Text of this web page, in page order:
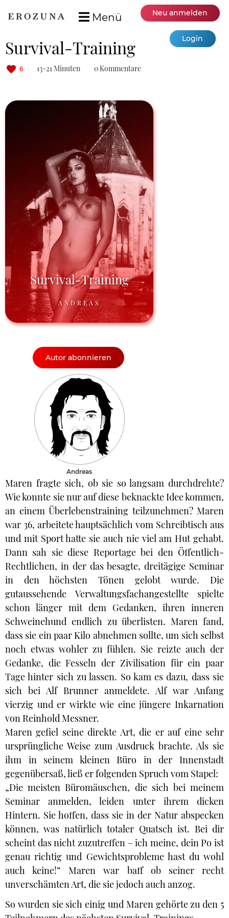
Menü Neu anmelden
Login
Survival-Training
6 13-21 Minuten 0 Kommentare
Survival-Training
ANDREAS
Autor abonnieren
Andreas
Maren fragte sich, ob sie so langsam durchdrehte?
Wie konnte sie nur auf diese beknackte Idee kommen,
an einem Überlebenstraining teilzunehmen? Maren
war 36, arbeitete hauptsächlich vom Schreibtisch aus
und mit Sport hatte sie auch nie viel am Hut gehabt.
Dann sah sie diese Reportage bei den Öffentlich-
Rechtlichen, in der das besagte, dreitägige Seminar
in den höchsten Tönen gelobt wurde. Die
gutaussehende Verwaltungsfachangestellte spielte
schon länger mit dem Gedanken, ihren inneren
Schweinehund endlich zu überlisten. Maren fand,
dass sie ein paar Kilo abnehmen sollte, um sich selbst
noch etwas wohler zu fühlen. Sie reizte auch der
Gedanke, die Fesseln der Zivilisation für ein paar
Tage hinter sich zu lassen. So kam es dazu, dass sie
sich bei Alf Brunner anmeldete. Alf war Anfang
vierzig und er wirkte wie eine jüngere Inkarnation
von Reinhold Messner.
Maren gefiel seine direkte Art, die er auf eine sehr
ursprüngliche Weise zum Ausdruck brachte. Als sie
ihm in seinem kleinen Büro in der Innenstadt
gegenübersaß, ließ er folgenden Spruch vom Stapel:
„Die meisten Büromäuschen, die sich bei meinem
Seminar anmelden, leiden unter ihrem dicken
Hintern. Sie hoffen, dass sie in der Natur abspecken
können, was natürlich totaler Quatsch ist. Bei dir
scheint das nicht zuzutreffen – ich meine, dein Po ist
genau richtig und Gewichtsprobleme hast du wohl
auch keine!“ Maren war baff ob seiner recht
unverschämten Art, die sie jedoch auch anzog.
So wurden sie sich einig und Maren gehörte zu den 5